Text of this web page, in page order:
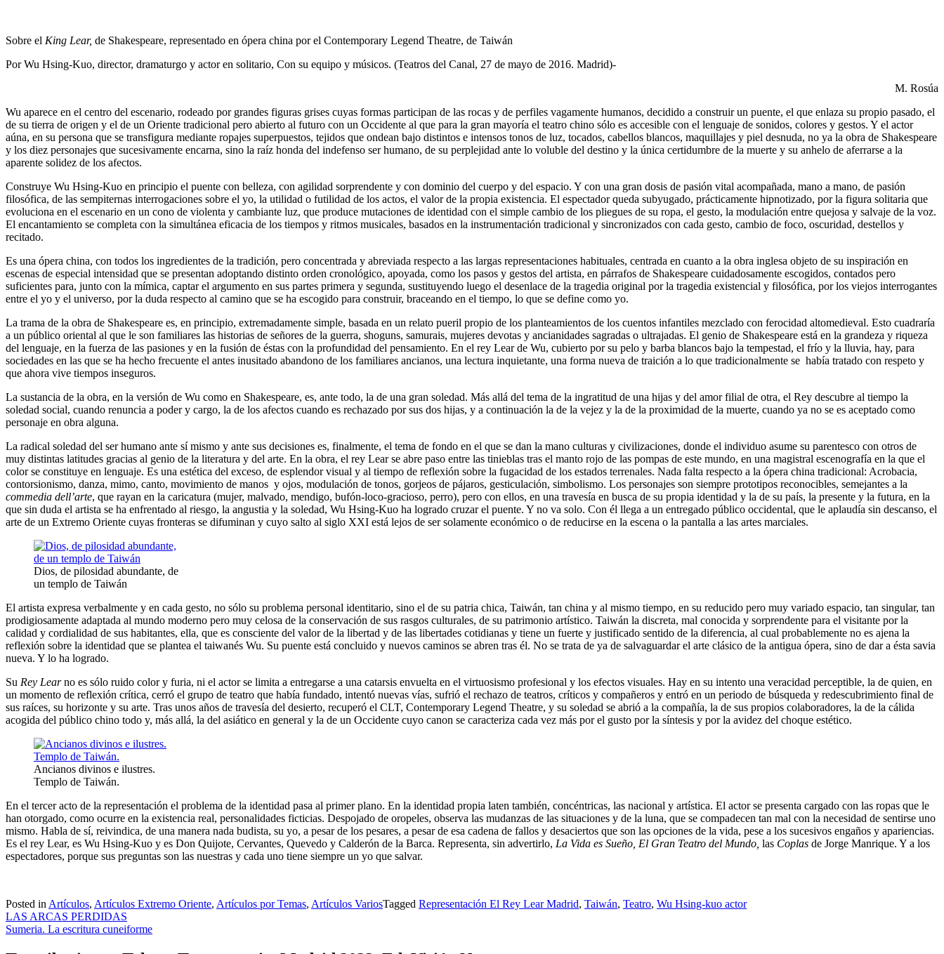
Sobre el King Lear, de Shakespeare, representado en ópera china por el Contemporary Legend Theatre, de Taiwán
Por Wu Hsing-Kuo, director, dramaturgo y actor en solitario, Con su equipo y músicos. (Teatros del Canal, 27 de mayo de 2016. Madrid)-
M. Rosúa
Wu aparece en el centro del escenario, rodeado por grandes figuras grises cuyas formas participan de las rocas y de perfiles vagamente humanos, decidido a construir un puente, el que enlaza su propio pasado, el
de su tierra de origen y el de un Oriente tradicional pero abierto al futuro con un Occidente al que para la gran mayoría el teatro chino sólo es accesible con el lenguaje de sonidos, colores y gestos. Y el actor
aúna, en su persona que se transfigura mediante ropajes superpuestos, tejidos que ondean bajo distintos e intensos tonos de luz, tocados, cabellos blancos, maquillajes y piel desnuda, no ya la obra de Shakespeare
y los diez personajes que sucesivamente encarna, sino la raíz honda del indefenso ser humano, de su perplejidad ante lo voluble del destino y la única certidumbre de la muerte y su anhelo de aferrarse a la
aparente solidez de los afectos.
Construye Wu Hsing-Kuo en principio el puente con belleza, con agilidad sorprendente y con dominio del cuerpo y del espacio. Y con una gran dosis de pasión vital acompañada, mano a mano, de pasión
filosófica, de las sempiternas interrogaciones sobre el yo, la utilidad o futilidad de los actos, el valor de la propia existencia. El espectador queda subyugado, prácticamente hipnotizado, por la figura solitaria que
evoluciona en el escenario en un cono de violenta y cambiante luz, que produce mutaciones de identidad con el simple cambio de los pliegues de su ropa, el gesto, la modulación entre quejosa y salvaje de la voz.
El encantamiento se completa con la simultánea eficacia de los tiempos y ritmos musicales, basados en la instrumentación tradicional y sincronizados con cada gesto, cambio de foco, oscuridad, destellos y
recitado.
Es una ópera china, con todos los ingredientes de la tradición, pero concentrada y abreviada respecto a las largas representaciones habituales, centrada en cuanto a la obra inglesa objeto de su inspiración en
escenas de especial intensidad que se presentan adoptando distinto orden cronológico, apoyada, como los pasos y gestos del artista, en párrafos de Shakespeare cuidadosamente escogidos, contados pero
suficientes para, junto con la mímica, captar el argumento en sus partes primera y segunda, sustituyendo luego el desenlace de la tragedia original por la tragedia existencial y filosófica, por los viejos interrogantes
entre el yo y el universo, por la duda respecto al camino que se ha escogido para construir, braceando en el tiempo, lo que se define como yo.
La trama de la obra de Shakespeare es, en principio, extremadamente simple, basada en un relato pueril propio de los planteamientos de los cuentos infantiles mezclado con ferocidad altomedieval. Esto cuadraría
a un público oriental al que le son familiares las historias de señores de la guerra, shoguns, samurais, mujeres devotas y ancianidades sagradas o ultrajadas. El genio de Shakespeare está en la grandeza y riqueza
del lenguaje, en la fuerza de las pasiones y en la fusión de éstas con la profundidad del pensamiento. En el rey Lear de Wu, cubierto por su pelo y barba blancos bajo la tempestad, el frío y la lluvia, hay, para
sociedades en las que se ha hecho frecuente el antes inusitado abandono de los familiares ancianos, una lectura inquietante, una forma nueva de traición a lo que tradicionalmente se había tratado con respeto y
que ahora vive tiempos inseguros.
La sustancia de la obra, en la versión de Wu como en Shakespeare, es, ante todo, la de una gran soledad. Más allá del tema de la ingratitud de una hijas y del amor filial de otra, el Rey descubre al tiempo la
soledad social, cuando renuncia a poder y cargo, la de los afectos cuando es rechazado por sus dos hijas, y a continuación la de la vejez y la de la proximidad de la muerte, cuando ya no se es aceptado como
personaje en obra alguna.
La radical soledad del ser humano ante sí mismo y ante sus decisiones es, finalmente, el tema de fondo en el que se dan la mano culturas y civilizaciones, donde el individuo asume su parentesco con otros de
muy distintas latitudes gracias al genio de la literatura y del arte. En la obra, el rey Lear se abre paso entre las tinieblas tras el manto rojo de las pompas de este mundo, en una magistral escenografía en la que el
color se constituye en lenguaje. Es una estética del exceso, de esplendor visual y al tiempo de reflexión sobre la fugacidad de los estados terrenales. Nada falta respecto a la ópera china tradicional: Acrobacia,
contorsionismo, danza, mimo, canto, movimiento de manos y ojos, modulación de tonos, gorjeos de pájaros, gesticulación, simbolismo. Los personajes son siempre prototipos reconocibles, semejantes a la
commedia dell’arte, que rayan en la caricatura (mujer, malvado, mendigo, bufón-loco-gracioso, perro), pero con ellos, en una travesía en busca de su propia identidad y la de su país, la presente y la futura, en la
que sin duda el artista se ha enfrentado al riesgo, la angustia y la soledad, Wu Hsing-Kuo ha logrado cruzar el puente. Y no va solo. Con él llega a un entregado público occidental, que le aplaudía sin descanso, el
arte de un Extremo Oriente cuyas fronteras se difuminan y cuyo salto al siglo XXI está lejos de ser solamente económico o de reducirse en la escena o la pantalla a las artes marciales.
Dios, de pilosidad abundante, de
un templo de Taiwán
El artista expresa verbalmente y en cada gesto, no sólo su problema personal identitario, sino el de su patria chica, Taiwán, tan china y al mismo tiempo, en su reducido pero muy variado espacio, tan singular, tan
prodigiosamente adaptada al mundo moderno pero muy celosa de la conservación de sus rasgos culturales, de su patrimonio artístico. Taiwán la discreta, mal conocida y sorprendente para el visitante por la
calidad y cordialidad de sus habitantes, ella, que es consciente del valor de la libertad y de las libertades cotidianas y tiene un fuerte y justificado sentido de la diferencia, al cual probablemente no es ajena la
reflexión sobre la identidad que se plantea el taiwanés Wu. Su puente está concluido y nuevos caminos se abren tras él. No se trata de ya de salvaguardar el arte clásico de la antigua ópera, sino de dar a ésta savia
nueva. Y lo ha logrado.
Su Rey Learno es sólo ruido color y furia, ni el actor se limita a entregarse a una catarsis envuelta en el virtuosismo profesional y los efectos visuales. Hay en su intento una veracidad perceptible, la de quien, en
un momento de reflexión crítica, cerró el grupo de teatro que había fundado, intentó nuevas vías, sufrió el rechazo de teatros, críticos y compañeros y entró en un periodo de búsqueda y redescubrimiento final de
sus raíces, su horizonte y su arte. Tras unos años de travesía del desierto, recuperó el CLT, Contemporary Legend Theatre, y su soledad se abrió a la compañía, la de sus propios colaboradores, la de la cálida
acogida del público chino todo y, más allá, la del asiático en general y la de un Occidente cuyo canon se caracteriza cada vez más por el gusto por la síntesis y por la avidez del choque estético.
Ancianos divinos e ilustres.
Templo de Taiwán.
En el tercer acto de la representación el problema de la identidad pasa al primer plano. En la identidad propia laten también, concéntricas, las nacional y artística. El actor se presenta cargado con las ropas que le
han otorgado, como ocurre en la existencia real, personalidades ficticias. Despojado de oropeles, observa las mudanzas de las situaciones y de la luna, que se compadecen tan mal con la necesidad de sentirse uno
mismo. Habla de sí, reivindica, de una manera nada budista, su yo, a pesar de los pesares, a pesar de esa cadena de fallos y desaciertos que son las opciones de la vida, pese a los sucesivos engaños y apariencias.
Es el rey Lear, es Wu Hsing-Kuo y es Don Quijote, Cervantes, Quevedo y Calderón de la Barca. Representa, sin advertirlo, La Vida es Sueño, El Gran Teatro del Mundo, las Coplas de Jorge Manrique. Y a los
espectadores, porque sus preguntas son las nuestras y cada uno tiene siempre un yo que salvar.
Posted in Artículos, Artículos Extremo Oriente, Artículos por Temas, Artículos VariosTagged Representación El Rey Lear Madrid, Taiwán, Teatro, Wu Hsing-kuo actor
Navegación
de
LAS ARCAS PERDIDAS
Sumeria. La escritura cuneiforme